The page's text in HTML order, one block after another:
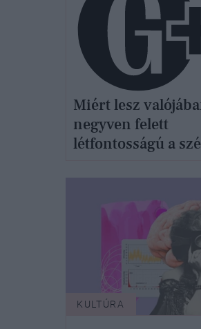
Miért lesz
negyven felett
létfontosságú a
KULTÚRA